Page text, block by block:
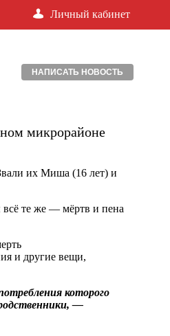
Личный кабинет
НАПИСАТЬ НОВОСТЬ
микрорайоне
их Миша (16 лет) и
те же — мёртв и пена
и другие вещи,
которого
—